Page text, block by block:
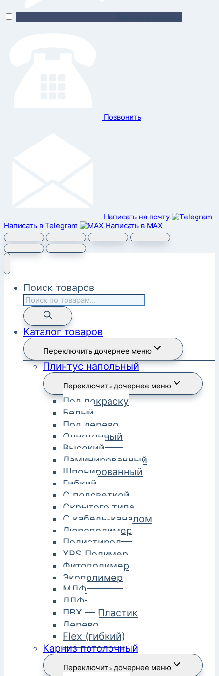
Позвонить
Написать на почту
Написать в Telegram
Написать в MAX
Поиск товаров
Каталог товаров
Переключить дочернее меню
Плинтус напольный
Переключить дочернее меню
Под покраску
Белый
Под дерево
Однотонный
Высокий
Ламинированный
Шпонированный
Гибкий
С подсветкой
Скрытого типа
С кабель-каналом
Дюрополимер
Полистирол
XPS Полимер
Фитополимер
Экополимер
МДФ
ЛДФ
ПВХ — Пластик
Дерево
Flex (гибкий)
Карниз потолочный
Переключить дочернее меню